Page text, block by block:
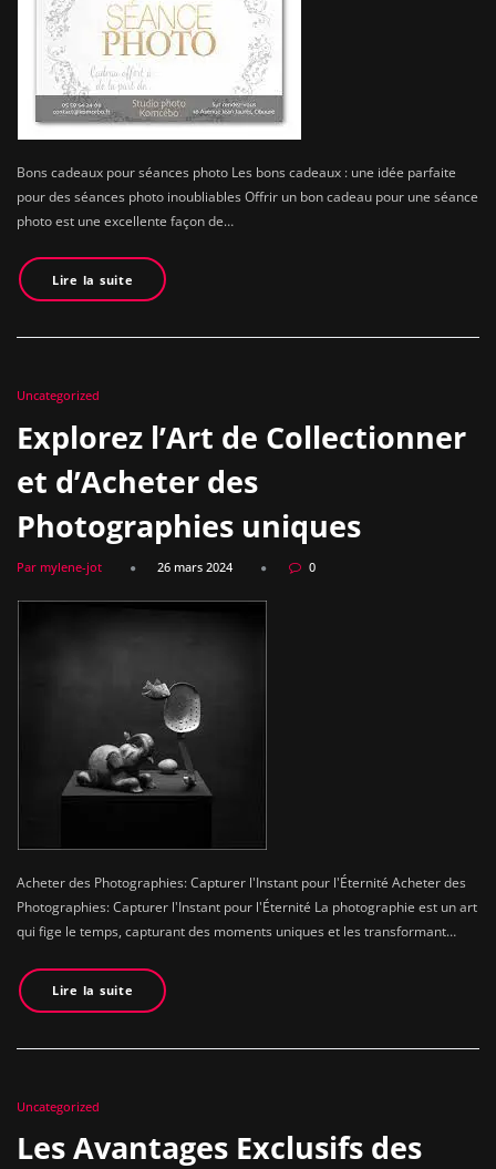
Bons cadeaux pour séances photo Les bons cadeaux : une idée parfaite
pour des séances photo inoubliables Offrir un bon cadeau pour une séance
photo est une excellente façon de…
Lire la suite
Uncategorized
Explorez l’Art de Collectionner
et d’Acheter des
Photographies uniques
Par mylene-jot 26 mars 2024 0
Acheter des Photographies: Capturer l'Instant pour l'Éternité Acheter des
Photographies: Capturer l'Instant pour l'Éternité La photographie est un art
qui fige le temps, capturant des moments uniques et les transformant…
Lire la suite
Uncategorized
Les Avantages Exclusifs des